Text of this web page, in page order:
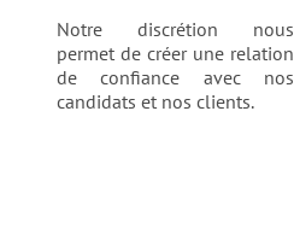
Notre discrétion nous
permet de créer une relation
de confiance avec nos
candidats et nos clients.